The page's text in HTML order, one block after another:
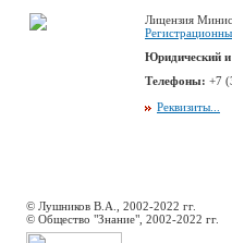
Лицензия
Юридический и
Телефоны: +7
Реквизиты...
© Лушников В.А., 2002-2022 гг.
© Общество "Знание", 2002-2022 гг.